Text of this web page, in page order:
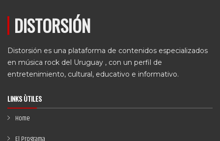
DISTORSIÓN
Distorsión es una plataforma de contenidos especializados
en música rock del Uruguay , con un perfil de
entretenimiento, cultural, educativo e informativo.
LINKS ÙTILES
Home